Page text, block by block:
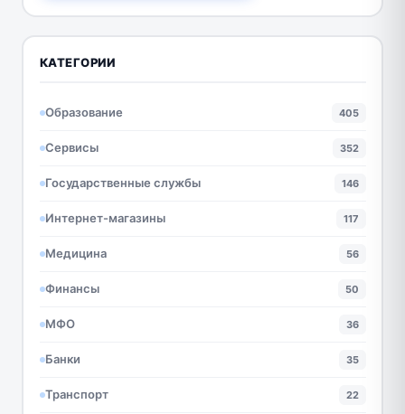
КАТЕГОРИИ
Образование 405
Сервисы 352
Государственные службы 146
Интернет-магазины 117
Медицина 56
Финансы 50
МФО 36
Банки 35
Транспорт 22